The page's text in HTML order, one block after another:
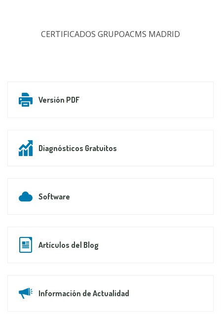
CERTIFICADOS GRUPOACMS MADRID
Versión PDF
Diagnósticos Gratuitos
Software
Artículos del Blog
Información de Actualidad